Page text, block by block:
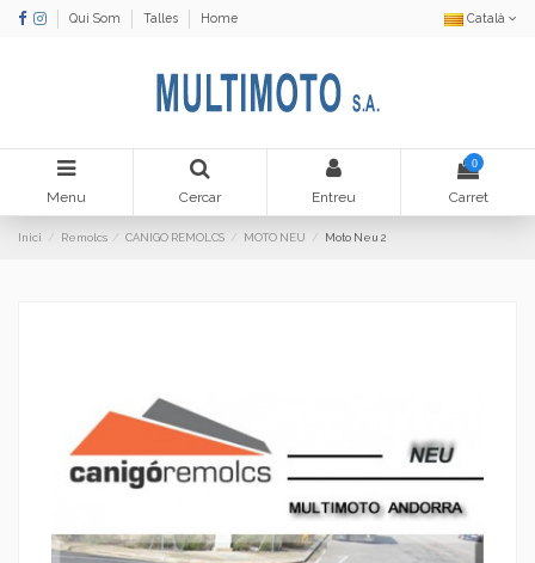
Qui Som Talles Home Català
Menu Cercar Entreu
0
Carret
Inici Remolcs CANIGO REMOLCS MOTO NEU Moto Neu 2